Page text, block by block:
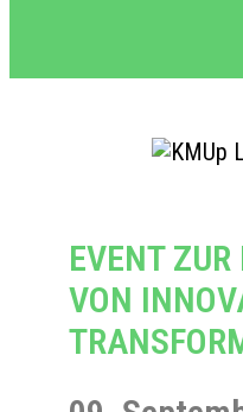
EVENT ZUR
VON